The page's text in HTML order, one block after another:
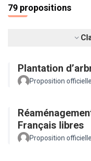
79 propositions
Plantation
Proposition officielle
Français libres
Proposition officielle